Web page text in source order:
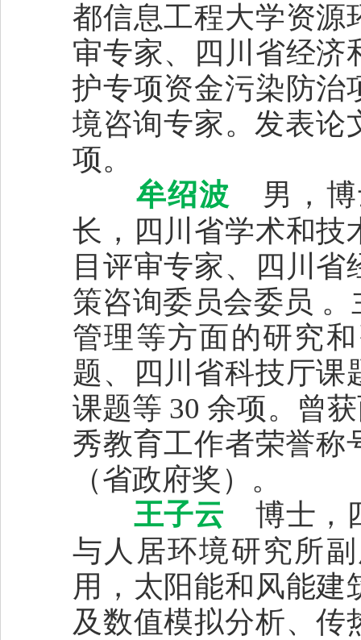
都信息工程大学资源
审专家、四川省经济
护专项资金污染防治
境咨询专家。发表论
项。
牟绍波 男，博
长，四川省学术和技
目评审专家、四川
策咨询委员会委员
管理等方面的研究
题、四川省科技厅课
课题等 30 余项。曾
秀教育工作者荣誉称
（省政府奖）。
王子云 博士，
与人居环境研究所
用，太阳能和风能建
及数值模拟分析、传